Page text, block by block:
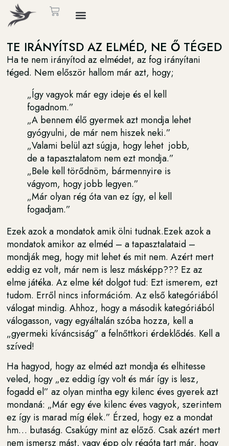
TE IRÁNYÍTSD AZ ELMÉD, NE Ő TÉGED
Ha te nem irányítod az elmédet, az fog irányítani
téged. Nem először hallom már azt, hogy;
„Így vagyok már egy ideje és el kell
fogadnom.”
„A bennem élő gyermek azt mondja lehet
gyógyulni, de már nem hiszek neki.”
„Valami belül azt súgja, hogy lehet jobb,
de a tapasztalatom nem ezt mondja.”
„Bele kell törődnöm, bármennyire is
vágyom, hogy jobb legyen.”
„Már olyan rég óta van ez így, el kell
fogadjam.”
Ezek azok a mondatok amik ölni tudnak.Ezek azok a
mondatok amikor az elméd – a tapasztalataid –
mondják meg, hogy mit lehet és mit nem. Azért mert
eddig ez volt, már nem is lesz másképp??? Ez az
elme játéka. Az elme két dolgot tud: Ezt ismerem, ezt
tudom. Erről nincs információm. Az első kategóriából
válogat mindig. Ahhoz, hogy a második kategóriából
válogasson, vagy egyáltalán szóba hozza, kell a
„gyermeki kíváncsiság” a felnőttkori érdeklődés. Kell a
szíved!
Ha hagyod, hogy az elméd azt mondja és elhitesse
veled, hogy „ez eddig így volt és már így is lesz,
fogadd el” az olyan mintha egy kilenc éves gyerek azt
mondaná: „Már egy éve kilenc éves vagyok, szerintem
ez így is marad míg élek.” Érzed, hogy ez a mondat
hm… butaság. Csakúgy mint az előző. Csak azért mert
nem ismersz mást, vagy épp oly régóta tart már, hogy